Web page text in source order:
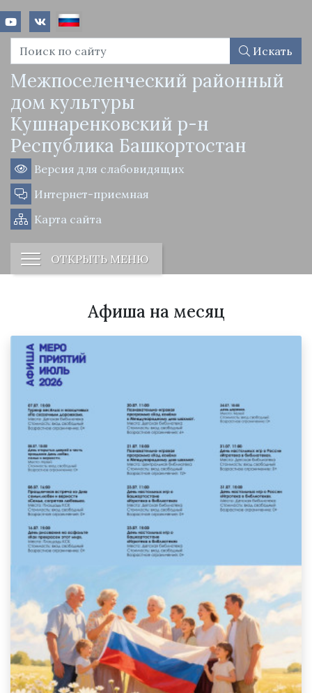
Искать
Межпоселенческий районный
дом культуры
Кушнаренковский р-н
Республика Башкортостан
Версия для слабовидящих
Интернет-приемная
Карта сайта
ОТКРЫТЬ МЕНЮ
Афиша на месяц